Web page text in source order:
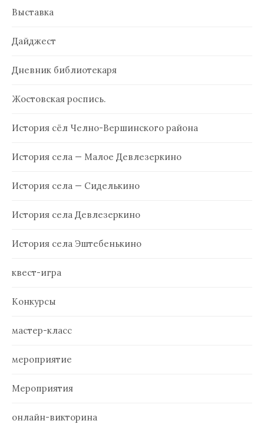
Выставка
Дайджест
Дневник библиотекаря
Жостовская роспись.
История сёл Челно-Вершинского района
История села — Малое Девлезеркино
История села — Сиделькино
История села Девлезеркино
История села Эштебенькино
квест-игра
Конкурсы
мастер-класс
мероприятие
Мероприятия
онлайн-викторина